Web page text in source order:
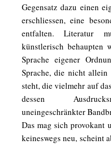
Gegensatz dazu einen
erschliessen, eine
entfalten. Literatur
künstlerisch
Sprache eigener
Sprache, die nicht allein
steht, die vielmehr auf
dessen
uneingeschränkter
Das mag sich provokant
keineswegs neu, scheint